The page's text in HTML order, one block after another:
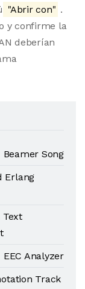
"Abrir con" .
y confirme la
deberían
Beamer Song
Erlang
Text
EEC Analyzer
Track